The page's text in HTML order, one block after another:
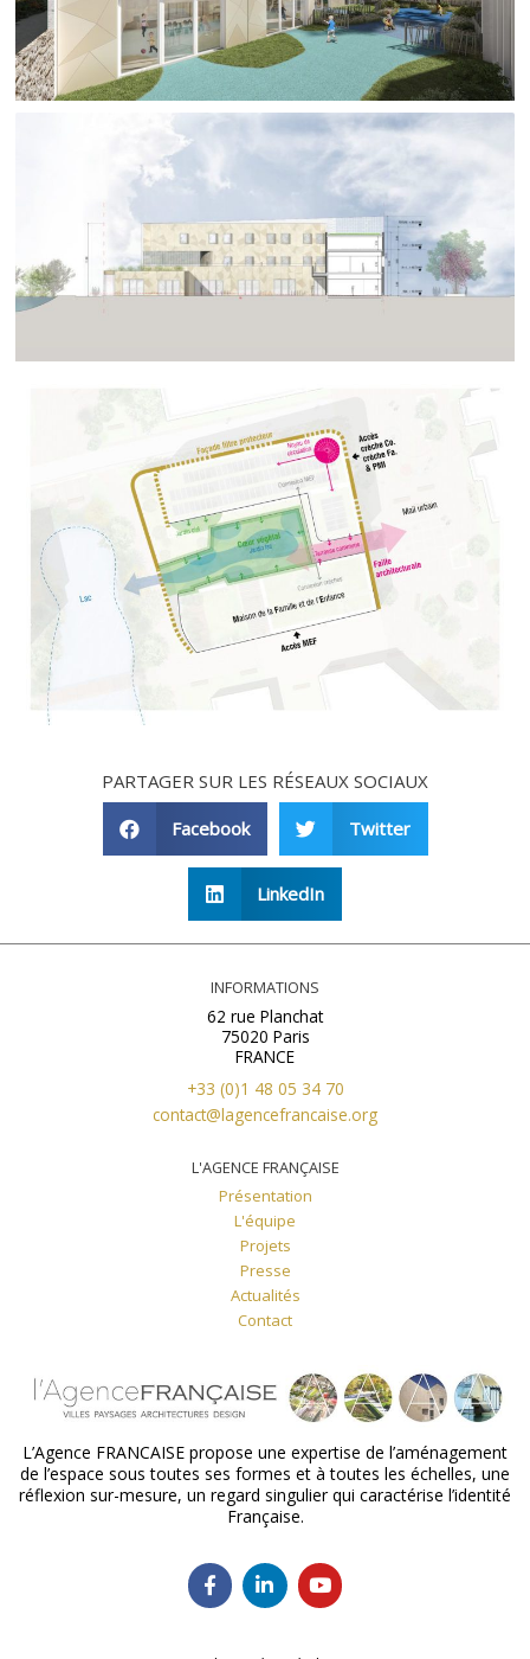
PARTAGER SUR LES RÉSEAUX SOCIAUX
Facebook
Twitter
LinkedIn
INFORMATIONS
62 rue Planchat
75020 Paris
FRANCE
+33 (0)1 48 05 34 70
contact@lagencefrancaise.org
L'AGENCE FRANÇAISE
Présentation
L'équipe
Projets
Presse
Actualités
Contact
L’Agence FRANCAISE propose une expertise de l’aménagement
de l’espace sous toutes ses formes et à toutes les échelles, une
réflexion sur-mesure, un regard singulier qui caractérise l’identité
Française.